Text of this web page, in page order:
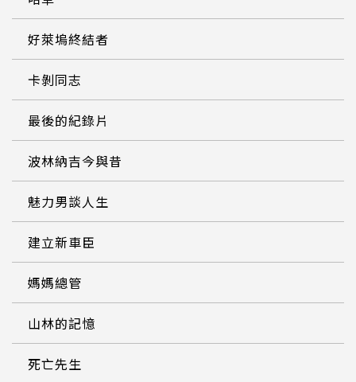
好萊塢終結者
卡剝同志
最後的紀錄片
波林納吉今與昔
魅力男談人生
建立新車臣
媽媽總管
山林的記憶
死亡先生